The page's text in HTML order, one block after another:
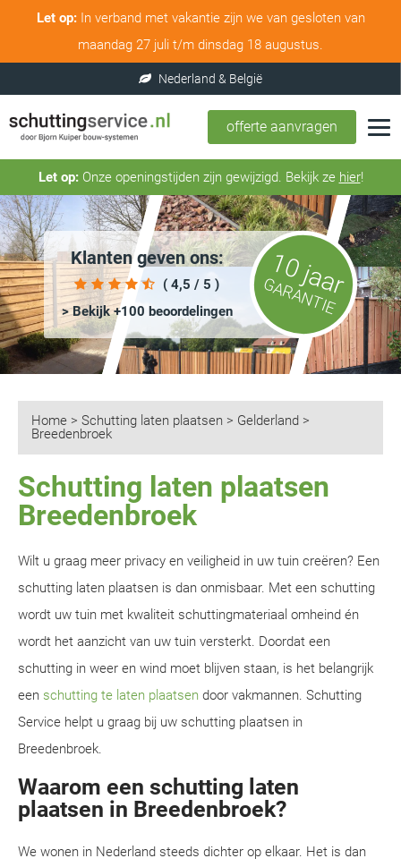
Let op:In verband met vakantie zijn we van gesloten van
maandag 27 juli t/m dinsdag 18 augustus.
offerte aanvragen
Let op:Onze openingstijden zijn gewijzigd. Bekijk ze hier!
Klanten geven ons:
( 4,5 / 5 )
> Bekijk +100 beoordelingen
10 jaar
GARANTIE
Home > Schutting laten plaatsen > Gelderland >
Breedenbroek
Schutting laten plaatsen
Breedenbroek
Wilt u graag meer privacy en veiligheid in uw tuin creëren? Een
schutting laten plaatsen is dan onmisbaar. Met een schutting
wordt uw tuin met kwaliteit schuttingmateriaal omheind én
wordt het aanzicht van uw tuin versterkt. Doordat een
schutting in weer en wind moet blijven staan, is het belangrijk
een schutting te laten plaatsen door vakmannen. Schutting
Service helpt u graag bij uw schutting plaatsen in
Breedenbroek.
Waarom een schutting laten
plaatsen in Breedenbroek?
We wonen in Nederland steeds dichter op elkaar. Het is dan